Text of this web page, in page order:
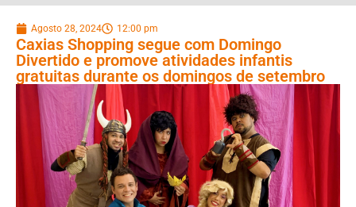
Agosto 28, 2024 12:00 pm
Caxias Shopping segue com Domingo
Divertido e promove atividades infantis
gratuitas durante os domingos de setembro